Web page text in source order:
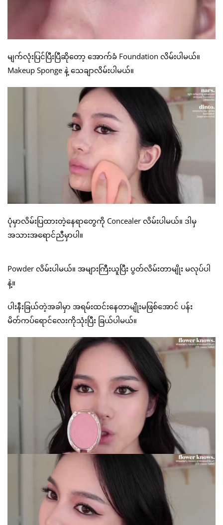
မျက်လုံးပြင်ပြီးပြီဆိုတော့ အောက်ခံ Foundation လိမ်းပါမယ်။
Makeup Sponge နဲ့ သေချာလိမ်းပါမယ်။
ပုံမှာလိမ်းပြထားတဲ့နေရာတွေကို Concealer လိမ်းပါမယ်။ ဒါမှ
အသားအရောင်ညီမှာပါ။
Powder လိမ်းပါမယ်။ အများကြီးယူပြီး ပွတ်လိမ်းတာမျိုး မလုပ်ပါ
နဲ့။
ပါးနီးခြယ်တဲ့အခါမှာ အရမ်းထင်းနေတာမျိုးမဖြစ်အောင် ပန်း
မိတ်ကပ်ရောင်လေးကိုသုံးပြီး ခြယ်ပါမယ်။